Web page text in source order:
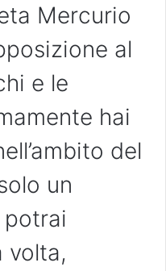
Mercurio
al
e le
hai
del
un
volta,